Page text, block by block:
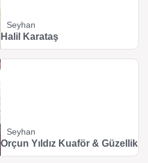
Seyhan
Halil Karataş
Seyhan
Orçun Yıldız Kuaför & Güzellik